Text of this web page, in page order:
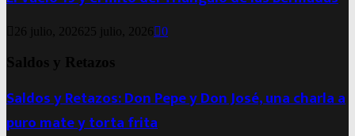
26 julio, 202625 julio, 2026 0
Saldos y Retazos
Saldos y Retazos: Don Pepe y Don José, una charla a
puro mate y torta frita